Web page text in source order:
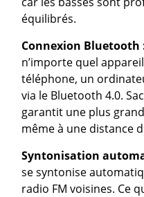
équilibrés.
Connexion Bluetooth
n’importe quel
téléphone, un
via le Bluetooth 4.0.
garantit une plus
même à une distance
Syntonisation
se syntonise
radio FM voisines. Ce